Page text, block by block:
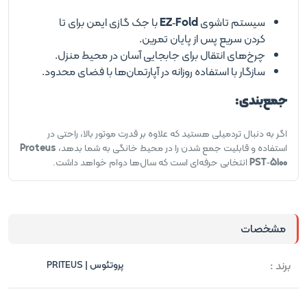
سیستم تاشویEZ‑Foldبا جک گازی ایمن برای تا
کردن سریع پس از پایان تمرین.
چرخ‌های انتقال برای جابجایی آسان در محیط منزل.
سازگار با استفاده روزانه در آپارتمان‌ها با فضای محدود.
جمع‌بندی:
اگر به دنبال تردمیلی هستید که علاوه بر قدرت موتور بالا، راحتی در
استفاده و قابلیت جمع شدن را در محیط خانگی به شما بدهد، Proteus
PST‑5100انتخابی حرفه‌ای است که سال‌ها دوام خواهد داشت.
مشخصات
برند :
پروتئوس | PRITEUS